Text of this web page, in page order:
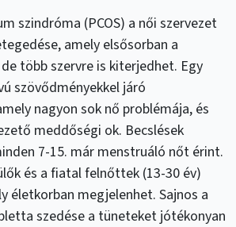
szindróma (PCOS) a női szervezet
amely elsősorban a
több szervre is kiterjedhet. Egy
szövődményekkel járó
nagyon sok nő problémája, és
meddőségi ok. Becslések
7-15. már menstruáló nőt érint.
és a fiatal felnőttek (13-30 év)
életkorban megjelenhet. Sajnos a
szedése a tüneteket jótékonyan